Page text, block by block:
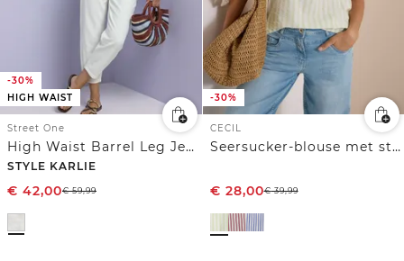
-30%
HIGH WAIST
Street One
High Waist Barrel Leg Jeans in Loose Fit
STYLE KARLIE
€ 42,00€59,99
-30%
CECIL
Seersucker-blouse met strepen
€ 28,00€39,99